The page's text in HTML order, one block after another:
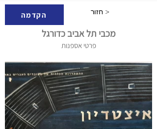
הקדמה חזור >
מכבי תל אביב כדורגל
פרטי אספנות